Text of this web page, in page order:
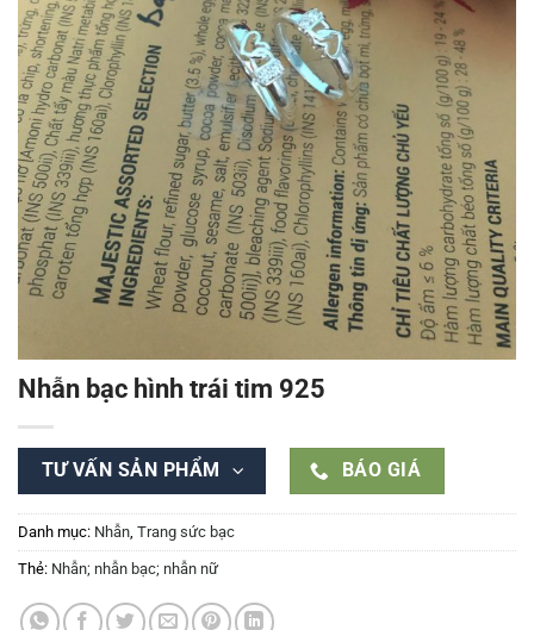
Nhẫn bạc hình trái tim 925
TƯ VẤN SẢN PHẨM BÁO GIÁ
Danh mục: Nhẫn Trang sức bạc
Thẻ: Nhẫn; nhẫn bạc; nhẫn nữ